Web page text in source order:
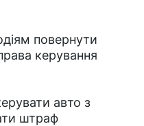
повернути
керування
авто з
штраф